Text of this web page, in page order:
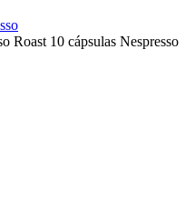
Roast 10 cápsulas Nespresso